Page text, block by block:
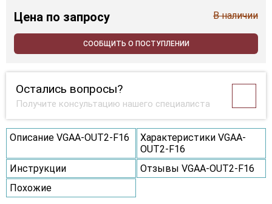
Цена по запросу В наличии
СООБЩИТЬ О ПОСТУПЛЕНИИ
Остались вопросы?
Получите консультацию нашего специалиста
Описание VGAA-OUT2-F16
Характеристики VGAA-
OUT2-F16
Инструкции
Отзывы VGAA-OUT2-F16
Похожие